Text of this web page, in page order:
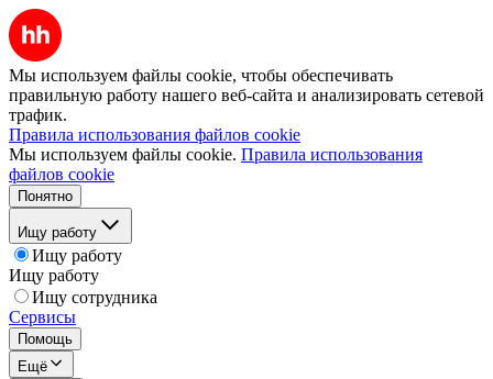
Мы используем файлы cookie, чтобы обеспечивать
правильную работу нашего веб-сайта и анализировать сетевой
трафик.
Правила использования файлов cookie
Мы используем файлы cookie. Правила использования
файлов cookie
Понятно
Ищу работу
Ищу работу
Ищу работу
Ищу сотрудника
Сервисы
Помощь
Ещё